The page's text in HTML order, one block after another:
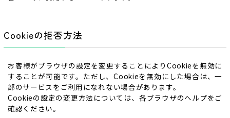
Cookieの拒否方法
お客様がブラウザの設定を変更することによりCookieを無効に
することが可能です。ただし、Cookieを無効にした場合は、一
部のサービスをご利用になれない場合があります。
Cookieの設定の変更方法については、各ブラウザのヘルプをご
確認ください。